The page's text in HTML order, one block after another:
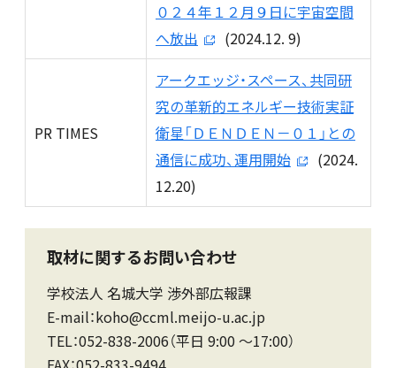
０２４年１２月９日に宇宙空間
へ放出
(2024.12. 9)
PR TIMES
アークエッジ・スペース、共同研
究の革新的エネルギー技術実証
衛星「ＤＥＮＤＥＮ－０１」との
通信に成功、運用開始
(2024.
12.20)
取材に関するお問い合わせ
学校法人 名城大学 渉外部広報課
E-mail：koho@ccml.meijo-u.ac.jp
TEL：052-838-2006（平日 9:00 〜17:00）